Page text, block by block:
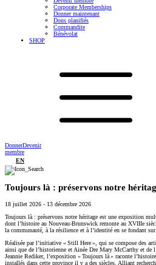
Corporate Memberships
Donner maintenant
Dons planifiés
Commandite
Bénévolat
SHOP
DonnerDevenir
membre
EN
Toujours là : préservons notre
18 juillet 2026 - 13 décembre 2026
Toujours là : préservons notre héritage est une exposition
dont l’histoire au Nouveau-Brunswick remonte au XVIIIe
la communauté, à la résilience et à l’identité en se fondant
Réalisée par l’initiative « Still Here », qui se compose des
ainsi que de l’historienne et Ainée Dre Mary McCarthy et de
Jeannie Rediker, l’exposition « Toujours là » raconte
installés dans cette province il y a des siècles. Alliant